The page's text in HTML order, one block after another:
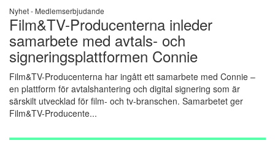
Nyhet - Medlemserbjudande
Film&TV-Producenterna inleder
samarbete med avtals- och
signeringsplattformen Connie
Film&TV-Producenterna har ingått ett samarbete med Connie –
en plattform för avtalshantering och digital signering som är
särskilt utvecklad för film- och tv-branschen. Samarbetet ger
Film&TV-Producente...